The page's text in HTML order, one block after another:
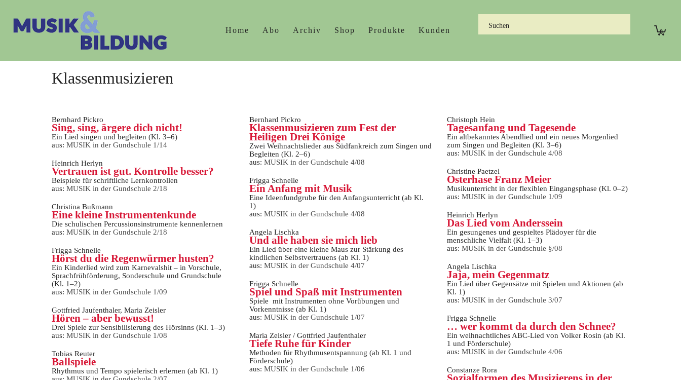
Home Abo Archiv Shop Produkte Kunden 0
Klassenmusizieren
Bernhard Pickro
Sing, sing, ärgere dich nicht!
Ein Lied singen und begleiten (Kl. 3–6)
aus: MUSIK in der Gundschule 1/14
Heinrich Herlyn
Vertrauen ist gut. Kontrolle besser?
Beispiele für schriftliche Lernkontrollen
aus: MUSIK in der Gundschule 2/18
Christina Bußmann
Eine kleine Instrumentenkunde
Die schulischen Percussionsinstrumente kennenlernen
aus: MUSIK in der Gundschule 2/18
Frigga Schnelle
Hörst du die Regenwürmer husten?
Ein Kinderlied wird zum Karnevalshit – in Vorschule,
Sprachfrühförderung, Sonderschule und Grundschule
(Kl. 1–2)
aus: MUSIK in der Gundschule 1/09
Gottfried Jaufenthaler, Maria Zeisler
Hören – aber bewusst!
Drei Spiele zur Sensibilisierung des Hörsinns (Kl. 1–3)
aus: MUSIK in der Gundschule 1/08
Tobias Reuter
Ballspiele
Rhythmus und Tempo spielerisch erlernen (ab Kl. 1)
Bernhard Pickro
Klassenmusizieren zum Fest der
Heiligen Drei Könige
Zwei Weihnachtslieder aus Südfankreich zum Singen und
Begleiten (Kl. 2–6)
aus: MUSIK in der Gundschule 4/08
Frigga Schnelle
Ein Anfang mit Musik
Eine Ideenfundgrube für den Anfangsunterricht (ab Kl.
1)
aus: MUSIK in der Gundschule 4/08
Angela Lischka
Und alle haben sie mich lieb
Ein Lied über eine kleine Maus zur Stärkung des
kindlichen Selbstvertrauens (ab Kl. 1)
aus: MUSIK in der Gundschule 4/07
Frigga Schnelle
Spiel und Spaß mit Instrumenten
Spiele mit Instrumenten ohne Vorübungen und
Vorkenntnisse (ab Kl. 1)
aus: MUSIK in der Gundschule 1/07
Maria Zeisler / Gottfried Jaufenthaler
Tiefe Ruhe für Kinder
Methoden für Rhythmusentspannung (ab Kl. 1 und
Förderschule)
aus: MUSIK in der Gundschule 1/06
Christoph Hein
Tagesanfang und Tagesende
Ein altbekanntes Abendlied und ein neues Morgenlied
zum Singen und Begleiten (Kl. 3–6)
aus: MUSIK in der Gundschule 4/08
Christine Paetzel
Osterhase Franz Meier
Musikunterricht in der flexiblen Eingangsphase (Kl. 0–2)
aus: MUSIK in der Gundschule 1/09
Heinrich Herlyn
Das Lied vom Anderssein
Ein gesungenes und gespieltes Plädoyer für die
menschliche Vielfalt (Kl. 1–3)
aus: MUSIK in der Gundschule §/08
Angela Lischka
Jaja, mein Gegenmatz
Ein Lied über Gegensätze mit Spielen und Aktionen (ab
Kl. 1)
aus: MUSIK in der Gundschule 3/07
Frigga Schnelle
… wer kommt da durch den Schnee?
Ein weihnachtliches ABC-Lied von Volker Rosin (ab Kl.
1 und Förderschule)
aus: MUSIK in der Gundschule 4/06
Constanze Rora